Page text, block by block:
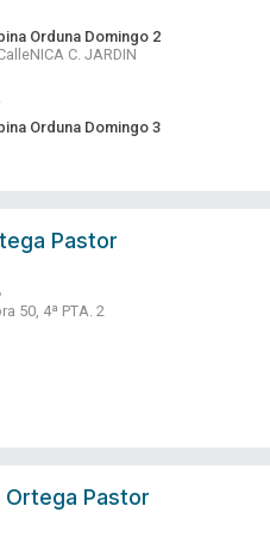
Orduna Domingo 2
C. JARDIN
Orduna Domingo 3
Pastor
50, 4ª PTA. 2
Ortega Pastor